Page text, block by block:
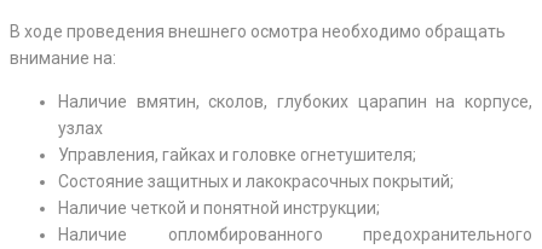
В ходе проведения внешнего осмотра необходимо обращать
внимание на:
Наличие вмятин, сколов, глубоких царапин на корпусе,
узлах
Управления, гайках и головке огнетушителя;
Состояние защитных и лакокрасочных покрытий;
Наличие четкой и понятной инструкции;
Наличие опломбированного предохранительного